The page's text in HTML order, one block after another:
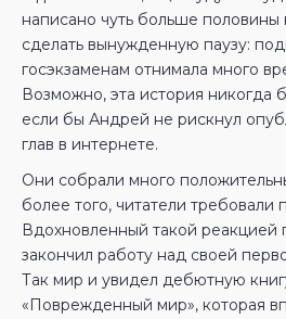
написано чуть больше половины
сделать вынужденную паузу:
госэкзаменам отнимала много
Возможно, эта история никогда
если бы Андрей не рискнул
глав в интернете.
Они собрали много
более того, читатели требовали
Вдохновленный такой реакцией
закончил работу над своей
Так мир и увидел дебютную
«Поврежденный мир», которая